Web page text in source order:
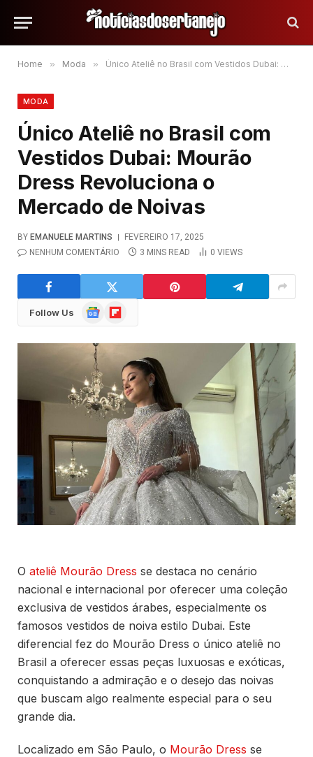
Home » Moda » Único Ateliê no Brasil com Vestidos Dubai: Mourão Dress Revoluciona o Mercado de Noivas
MODA
Único Ateliê no Brasil com
Vestidos Dubai: Mourão
Dress Revoluciona o
Mercado de Noivas
BY EMANUELE MARTINS
FEVEREIRO 17, 2025
NENHUM COMENTÁRIO
3 MINS READ 0 VIEWS
Follow Us
GoogleFlipboard
O ateliê Mourão Dress se destaca no cenário
nacional e internacional por oferecer uma coleção
exclusiva de vestidos árabes, especialmente os
famosos vestidos de noiva estilo Dubai. Este
diferencial fez do Mourão Dress o único ateliê no
Brasil a oferecer essas peças luxuosas e exóticas,
conquistando a admiração e o desejo das noivas
que buscam algo realmente especial para o seu
grande dia.
Localizado em São Paulo, o Mourão Dress se